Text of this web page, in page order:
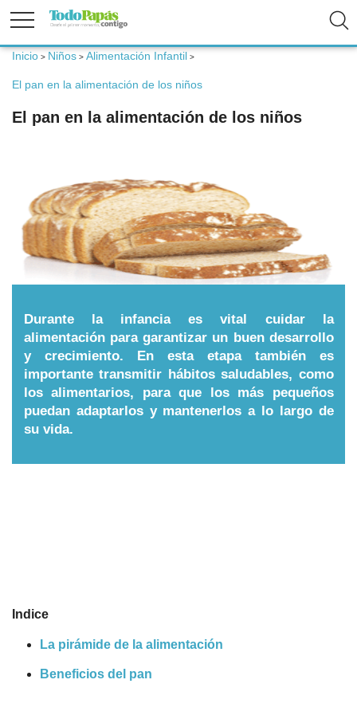
Embarazo
Niños
Calculadoras
Nombres
Cuentos
Inicio > Niños > Alimentación Infantil >
El pan en la alimentación de los niños
El pan en la alimentación de los niños
Durante la infancia es vital cuidar la
alimentación para garantizar un buen desarrollo
y crecimiento. En esta etapa también es
importante transmitir hábitos saludables, como
los alimentarios, para que los más pequeños
puedan adaptarlos y mantenerlos a lo largo de
su vida.
Indice
La pirámide de la alimentación
Beneficios del pan